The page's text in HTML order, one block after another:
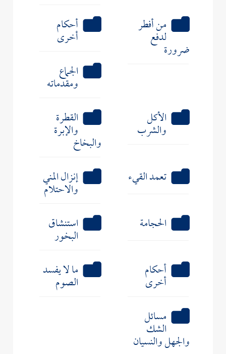
من أفطر
لدفع
ضرورة
أحكام
أخرى
الجماع
ومقدماته
الأكل
والشرب
القطرة
والإبرة
والبخاخ
تعمد القيء
إنزال المني
والاحتلام
الحجامة
استنشاق
البخور
أحكام
أخرى
ما لا يفسد
الصوم
مسائل
الشك
والجهل والنسيان